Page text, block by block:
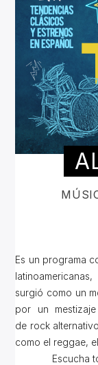
Es un programa
surgió como un
por un
de rock
como el reggae,
Escucha